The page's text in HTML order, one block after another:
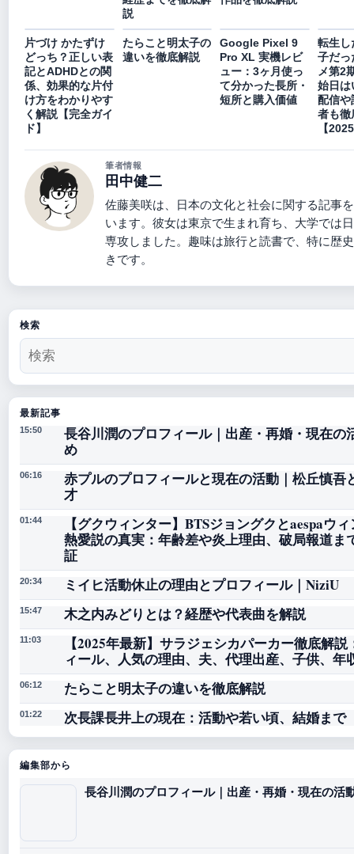
説
片づけ かたずけ
どっち？正しい表
記とADHDとの関
係、効果的な片付
け方をわかりやす
く解説【完全ガイ
ド】
たらこと明太子の
違いを徹底解説
Google Pixel 9
Pro XL 実機レビ
ュー：3ヶ月使っ
て分かった長所・
短所と購入価値
転生し
子だっ
メ第2
始日は
配信や
者も徹
【
筆者情報
田中健二
佐藤美咲は、日本の文化と社会に関する記事
います。彼女は東京で生まれ育ち、大学では
専攻しました。趣味は旅行と読書で、特に歴
きです。
検索
最新記事
15:50
長谷川潤のプロフィール｜出産・再婚・現在の
め
06:16
赤プルのプロフィールと現在の活動｜松丘慎吾
才
01:44
【グクウィンター】BTSジョングクとaespaウ
熱愛説の真実：年齢差や炎上理由、破局報道ま
証
20:34 ミイヒ活動休止の理由とプロフィール｜NiziU
15:47 木之内みどりとは？経歴や代表曲を解説
11:03
【2025年最新】サラジェシカパーカー徹底解説
ィール、人気の理由、夫、代理出産、子供、年
06:12 たらこと明太子の違いを徹底解説
01:22 次長課長井上の現在：活動や若い頃、結婚まで
編集部から
長谷川潤のプロフィール｜出産・再婚・現在の活